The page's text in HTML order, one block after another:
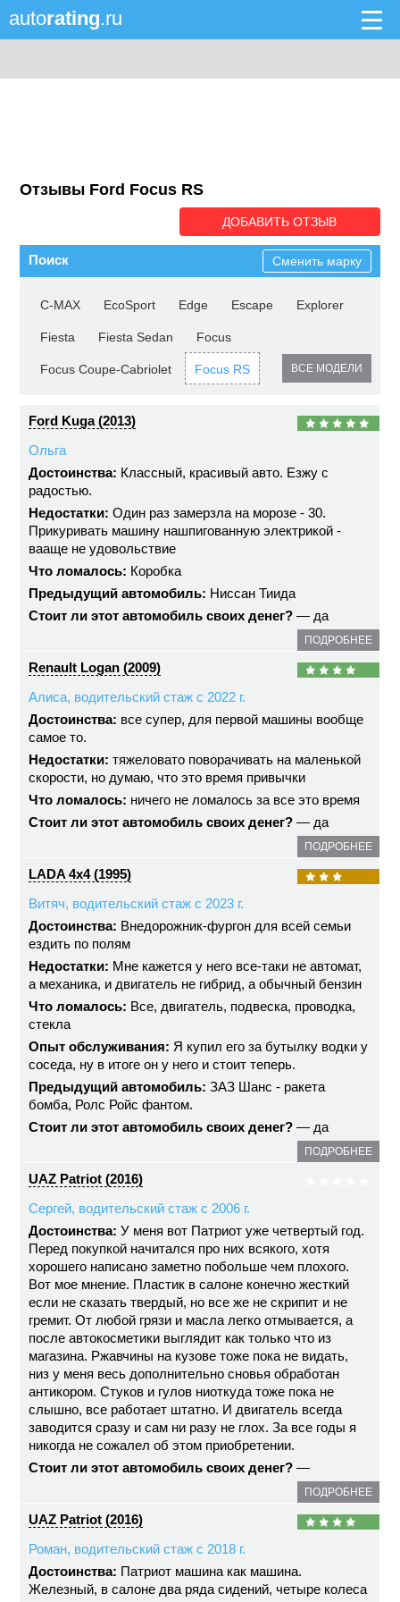
autorating.ru
Отзывы Ford Focus RS
ДОБАВИТЬ ОТЗЫВ
Поиск Сменить марку
C-MAX EcoSport Edge Escape Explorer
Fiesta Fiesta Sedan Focus
Focus Coupe-Cabriolet Focus RS ВСЕ МОДЕЛИ
Ford Kuga (2013)
Ольга
Достоинства: Классный, красивый авто. Езжу с
радостью.
Недостатки: Один раз замерзла на морозе - 30.
Прикуривать машину нашпигованную электрикой -
вааще не удовольствие
Что ломалось: Коробка
Предыдущий автомобиль: Ниссан Тиида
Стоит ли этот автомобиль своих денег? — да
ПОДРОБНЕЕ
Renault Logan (2009)
Алиса, водительский стаж с 2022 г.
Достоинства: все супер, для первой машины вообще
самое то.
Недостатки: тяжеловато поворачивать на маленькой
скорости, но думаю, что это время привычки
Что ломалось: ничего не ломалось за все это время
Стоит ли этот автомобиль своих денег? — да
ПОДРОБНЕЕ
LADA 4x4 (1995)
Витяч, водительский стаж с 2023 г.
Достоинства: Внедорожник-фургон для всей семьи
ездить по полям
Недостатки: Мне кажется у него все-таки не автомат,
а механика, и двигатель не гибрид, а обычный бензин
Что ломалось: Все, двигатель, подвеска, проводка,
стекла
Опыт обслуживания: Я купил его за бутылку водки у
соседа, ну в итоге он у него и стоит теперь.
Предыдущий автомобиль: ЗАЗ Шанс - ракета
бомба, Ролс Ройс фантом.
Стоит ли этот автомобиль своих денег? — да
ПОДРОБНЕЕ
UAZ Patriot (2016)
Сергей, водительский стаж с 2006 г.
Достоинства: У меня вот Патриот уже четвертый год.
Перед покупкой начитался про них всякого, хотя
хорошего написано заметно побольше чем плохого.
Вот мое мнение. Пластик в салоне конечно жесткий
если не сказать твердый, но все же не скрипит и не
гремит. От любой грязи и масла легко отмывается, а
после автокосметики выглядит как только что из
магазина. Ржавчины на кузове тоже пока не видать,
низ у меня весь дополнительно сновья обработан
антикором. Стуков и гулов ниоткуда тоже пока не
слышно, все работает штатно. И двигатель всегда
заводится сразу и сам ни разу не глох. За все годы я
никогда не сожалел об этом приобретении.
Стоит ли этот автомобиль своих денег? —
ПОДРОБНЕЕ
UAZ Patriot (2016)
Роман, водительский стаж с 2018 г.
Достоинства: Патриот машина как машина.
Железный, в салоне два ряда сидений, четыре колеса